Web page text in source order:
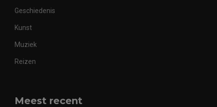
Geschiedenis
Kunst
Muziek
Reizen
Meest recent